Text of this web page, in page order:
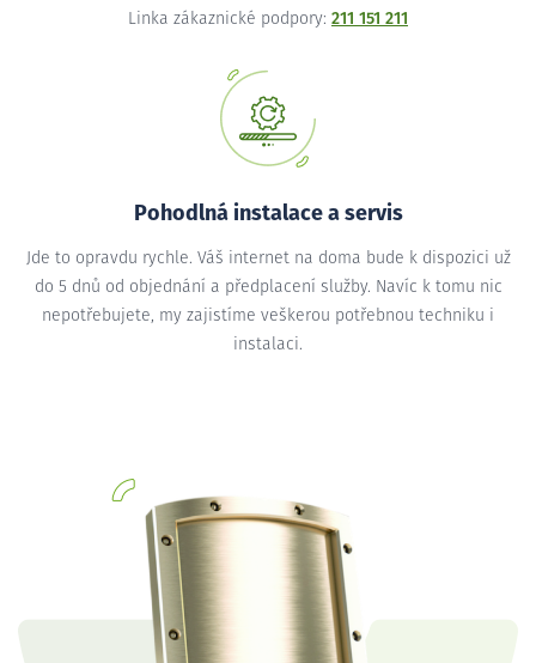
Linka zákaznické podpory: 211 151 211
Pohodlná instalace a servis
Jde to opravdu rychle. Váš internet na doma bude k dispozici už
do 5 dnů od objednání a předplacení služby. Navíc k tomu nic
nepotřebujete, my zajistíme veškerou potřebnou techniku i
instalaci.